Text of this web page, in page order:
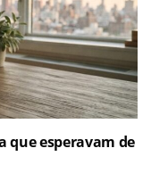
que esperavam de